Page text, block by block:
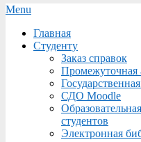
Secondary
Menu
Menu
Главная
Студенту
Заказ справок
Промежуточная
СДО Moodle
студентов
Электронная